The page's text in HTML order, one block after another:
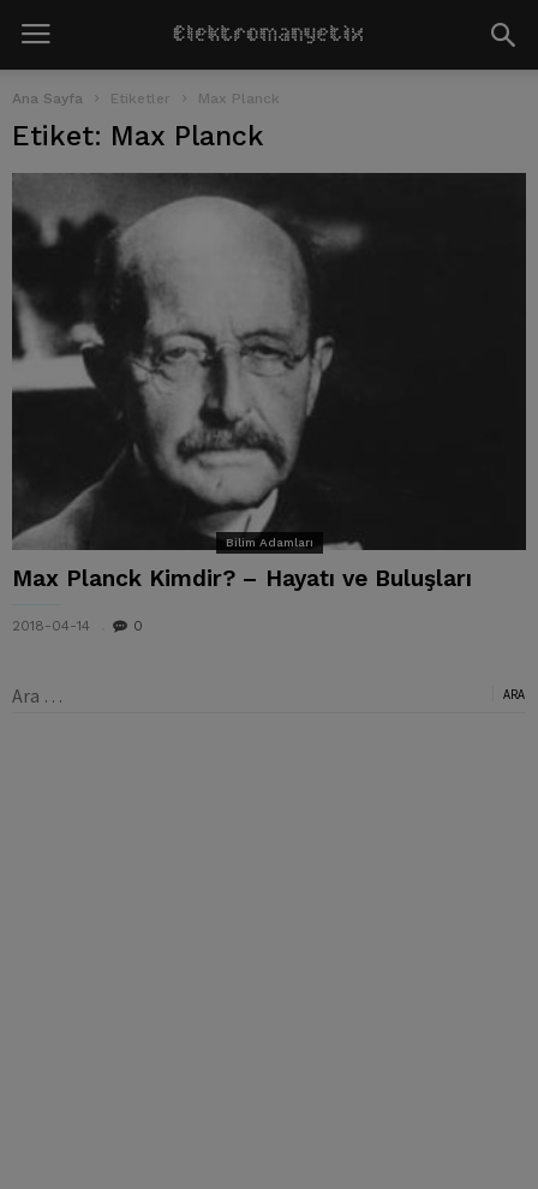
Ana Sayfa Etiketler Max Planck
Etiket: Max Planck
Bilim Adamları
Max Planck Kimdir? – Hayatı ve Buluşları
2018-04-14 0
Arama: